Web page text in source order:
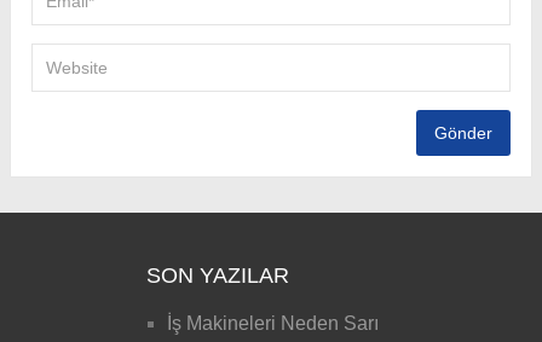
SON YAZILAR
İş Makineleri Neden Sarı